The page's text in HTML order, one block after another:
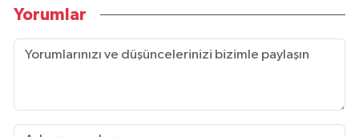
Yorumlar